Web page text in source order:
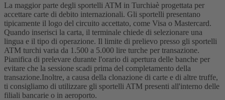
La maggior parte degli sportelli ATM in Turchiaè progettata per
accettare carte di debito internazionali. Gli sportelli presentano
tipicamente il logo del circuito accettato, come Visa o Mastercard.
Quando inserisci la carta, il terminale chiede di selezionare una
lingua e il tipo di operazione. Il limite di prelievo presso gli sportelli
ATM turchi varia da 1.500 a 5.000 lire turche per transazione.
Pianifica di prelevare durante l'orario di apertura delle banche per
evitare che la sessione scadi prima del completamento della
transazione.Inoltre, a causa della clonazione di carte e di altre truffe,
ti consigliamo di utilizzare gli sportelli ATM presenti all'interno delle
filiali bancarie o in aeroporto.